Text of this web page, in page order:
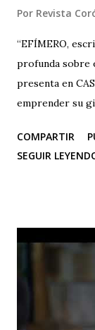
Por Revista
“EFÍMERO,
profunda sobre
presenta en
emprender su
CASA TEA con
“Efímero”, La
imborrable en
Silencio se
internacional,
físico con
(dónde La
COMPARTIR
SEGUIR